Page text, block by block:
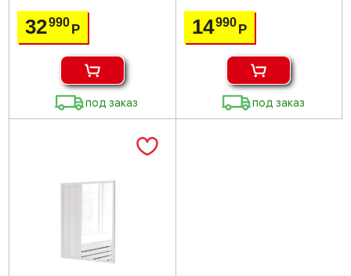
32990Р
под заказ
14990 Р
под заказ